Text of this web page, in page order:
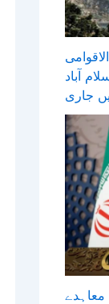
آباد
جاری